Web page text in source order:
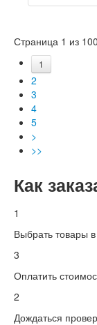
Страница 1 из 100
1
2
3
4
5
>
>>
Как
1
Выбрать товары в
3
Оплатить
2
Дождаться